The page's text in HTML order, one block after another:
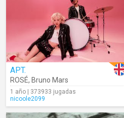
APT.
ROSÉ, Bruno Mars
1 año | 373933 jugadas
nicoole2099